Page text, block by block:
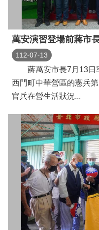
112-07-13
蔣萬安市長7月13日
西門町中華營區的憲兵
官兵在營生活狀況...